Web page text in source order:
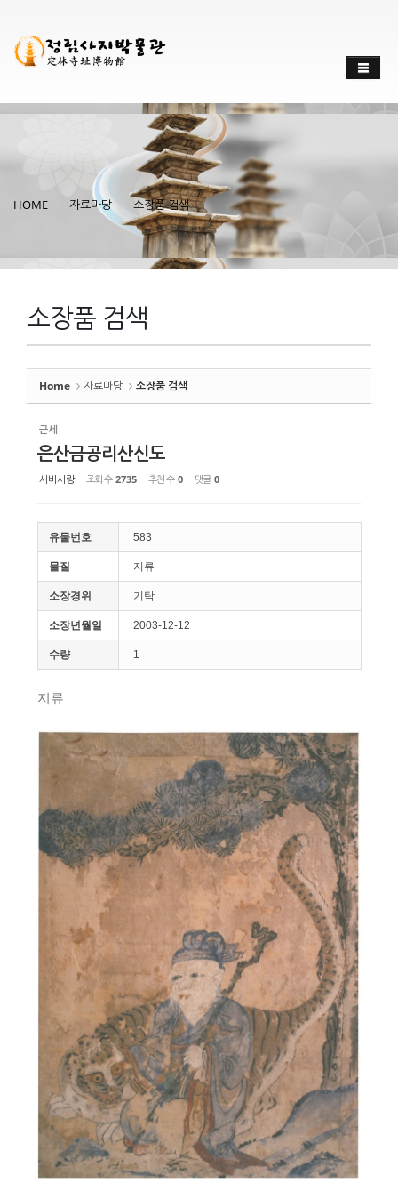
HOME 자료마당 소장품 검색
소장품 검색
Home 자료마당 소장품 검색
근세
은산금공리산신도
사비사랑 조회 수 2735 추천 수 0 댓글 0
유물번호 583
물질 지류
소장경위 기탁
소장년월일 2003-12-12
수량 1
지류
스케치북5
스케치북5